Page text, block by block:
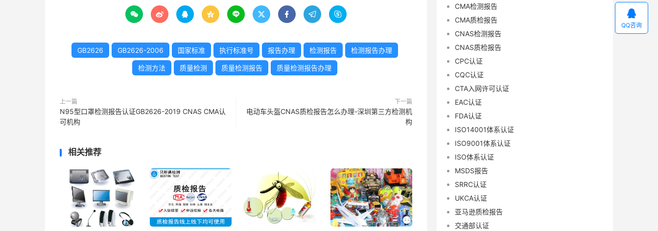
        
GB2626 GB2626-2006 国家标准 执行标准号 报告办理 检测报告 检测报告办理
检测方法 质量检测 质量检测报告 质量检测报告办理
上一篇
N95型口罩检测报告认证GB2626-2019 CNAS CMA认
可机构
下一篇
电动车头盔CNAS质检报告怎么办理-深圳第三方检测机
构
相关推荐
CMA检测报告
CMA质检报告
CNAS检测报告
CNAS质检报告
CPC认证
CQC认证
CTA入网许可认证
EAC认证
FDA认证
ISO14001体系认证
ISO9001体系认证
ISO体系认证
MSDS报告
SRRC认证
UKCA认证
亚马逊质检报告
交通部认证

QQ咨询